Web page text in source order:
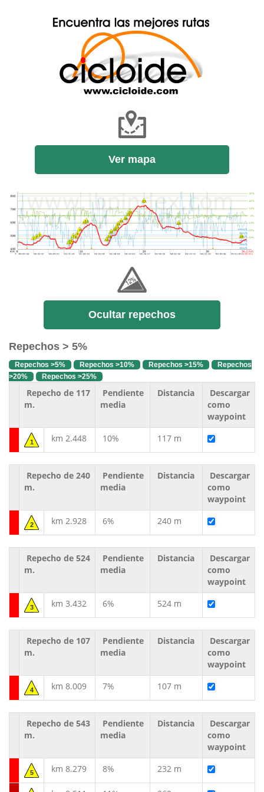
Ver mapa
Ocultar repechos
Repechos > 5%
Repechos >5% Repechos >10% Repechos >15%
Repechos
>20%
Repechos >25%
Repecho de 117
m.
Pendiente
media
Distancia
Descargar
como
waypoint
1 km 2.448 10% 117 m
Repecho de 240
m.
Pendiente
media
Distancia
Descargar
como
waypoint
2 km 2.928 6% 240 m
Repecho de 524
m.
Pendiente
media
Distancia
Descargar
como
waypoint
3 km 3.432 6% 524 m
Repecho de 107
m.
Pendiente
media
Distancia
Descargar
como
waypoint
4 km 8.009 7% 107 m
Repecho de 543
m.
Pendiente
media
Distancia
Descargar
como
waypoint
5 km 8.279 8% 232 m